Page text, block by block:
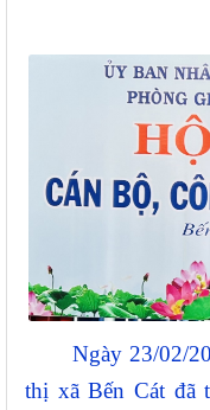
Ngày 23/02/
thị xã Bến Cát đã